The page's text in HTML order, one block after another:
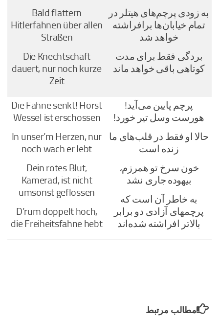
به زودی پرچم‌های هیتلر در
تمام خیابان‌ها برافراشته
خواهد شد
بردگی فقط برای مدت
کوتاهی باقی خواهد ماند
Bald flattern
Hitlerfahnen über allen
Straßen
Die Knechtschaft
dauert, nur noch kurze
Zeit
پرچم پایین می‌آید!
هورست وسل تیر خورد!
حالا او فقط در قلب‌های ما
زنده است
خون سرخ تو همرزم،
بیهوده جاری نشد
به خاطر آن است که
پرچمهای آزادی دو برابر
بالاتر افراشته شده‌اند
Die Fahne senkt! Horst
Wessel ist erschossen
In unser’m Herzen, nur
noch wach er lebt
Dein rotes Blut,
Kamerad, ist nicht
umsonst geflossen
D’rum doppelt hoch,
die Freiheitsfahne hebt
مطالب مرتبط